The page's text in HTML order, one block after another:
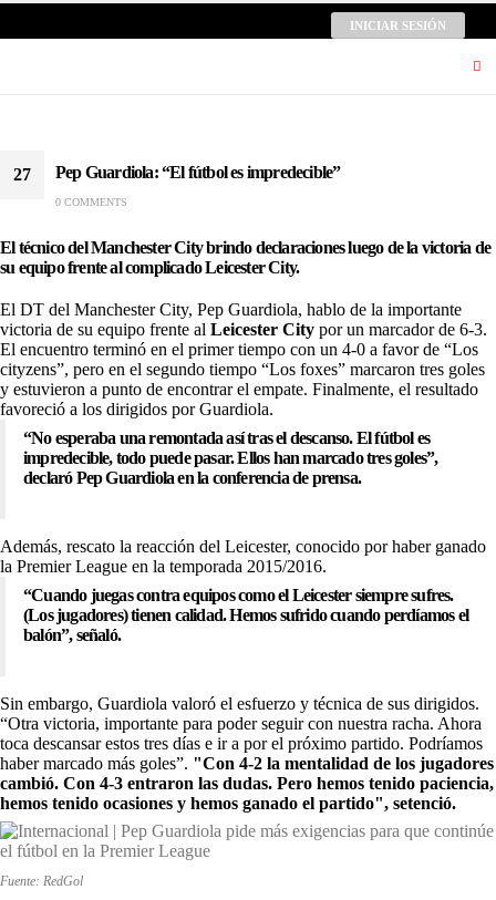
INICIAR SESIÓN
27 Pep Guardiola: “El fútbol es impredecible”
0 COMMENTS
El técnico del Manchester City brindo declaraciones luego de la victoria de
su equipo frente al complicado Leicester City.
El DT del Manchester City, Pep Guardiola, hablo de la importante
victoria de su equipo frente al Leicester City por un marcador de 6-3.
El encuentro terminó en el primer tiempo con un 4-0 a favor de “Los
cityzens”, pero en el segundo tiempo “Los foxes” marcaron tres goles
y estuvieron a punto de encontrar el empate. Finalmente, el resultado
favoreció a los dirigidos por Guardiola.
“No esperaba una remontada así tras el descanso. El fútbol es
impredecible, todo puede pasar. Ellos han marcado tres goles”,
declaró Pep Guardiola en la conferencia de prensa.
Además, rescato la reacción del Leicester, conocido por haber ganado
la Premier League en la temporada 2015/2016.
“Cuando juegas contra equipos como el Leicester siempre sufres.
(Los jugadores) tienen calidad. Hemos sufrido cuando perdíamos el
balón”, señaló.
Sin embargo, Guardiola valoró el esfuerzo y técnica de sus dirigidos.
“Otra victoria, importante para poder seguir con nuestra racha. Ahora
toca descansar estos tres días e ir a por el próximo partido. Podríamos
haber marcado más goles”. "Con 4-2 la mentalidad de los jugadores
cambió. Con 4-3 entraron las dudas. Pero hemos tenido paciencia,
hemos tenido ocasiones y hemos ganado el partido", setenció.
Fuente: RedGol